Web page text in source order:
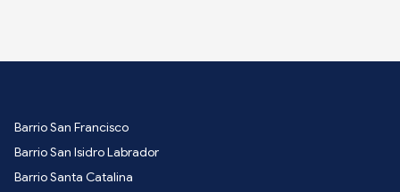
Barrio San Francisco
Barrio San Isidro Labrador
Barrio Santa Catalina